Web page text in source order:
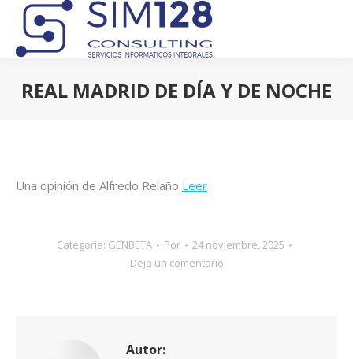
REAL MADRID DE DÍA Y DE NOCHE
Una opinión de Alfredo Relaño Leer
Categoría: GENBETA Por
24 noviembre, 2025
Deja un comentario
Autor: